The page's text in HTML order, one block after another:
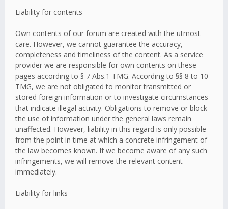
Liability for contents
Own contents of our forum are created with the utmost
care. However, we cannot guarantee the accuracy,
completeness and timeliness of the content. As a service
provider we are responsible for own contents on these
pages according to § 7 Abs.1 TMG. According to §§ 8 to 10
TMG, we are not obligated to monitor transmitted or
stored foreign information or to investigate circumstances
that indicate illegal activity. Obligations to remove or block
the use of information under the general laws remain
unaffected. However, liability in this regard is only possible
from the point in time at which a concrete infringement of
the law becomes known. If we become aware of any such
infringements, we will remove the relevant content
immediately.
Liability for links